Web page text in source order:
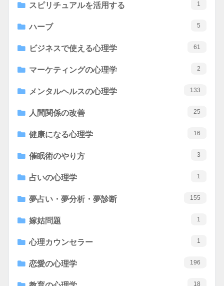
スピリチュアルを活用する 1
ハーブ 5
ビジネスで使える心理学 61
マーケティングの心理学 2
メンタルヘルスの心理学 133
人間関係の改善 25
健康になる心理学 16
催眠術のやり方 3
占いの心理学 1
夢占い・夢分析・夢診断 155
嫁姑問題 1
心理カウンセラー 1
恋愛の心理学 196
18